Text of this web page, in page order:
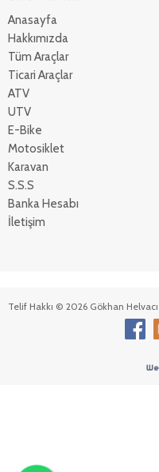
Anasayfa
Hakkımızda
Tüm Araçlar
Ticari Araçlar
ATV
UTV
E-Bike
Motosiklet
Karavan
S.S.S
Banka Hesabı
İletişim
Telif Hakkı © 2026 Gökhan